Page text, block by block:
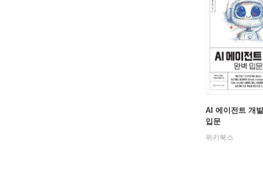
AI 에이전트 개
입문
위키북스